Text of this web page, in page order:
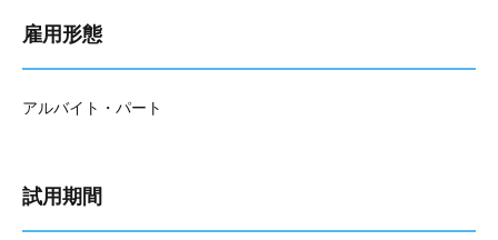
雇用形態
アルバイト・パート
試用期間